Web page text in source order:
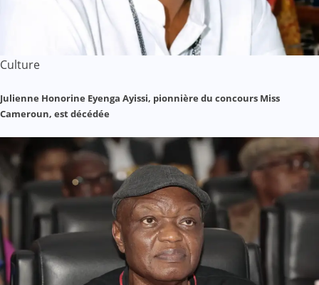
Culture
Julienne Honorine Eyenga Ayissi, pionnière du concours Miss
Cameroun, est décédée